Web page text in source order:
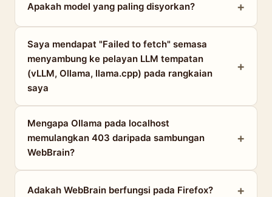
Apakah model yang paling disyorkan?
Saya mendapat "Failed to fetch" semasa
menyambung ke pelayan LLM tempatan
(vLLM, Ollama, llama.cpp) pada rangkaian
saya
Mengapa Ollama pada localhost
memulangkan 403 daripada sambungan
WebBrain?
Adakah WebBrain berfungsi pada Firefox?